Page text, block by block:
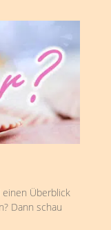
Überblick
Dann schau